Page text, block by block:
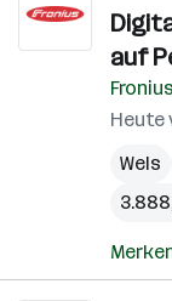
auf
Fronius
Wels